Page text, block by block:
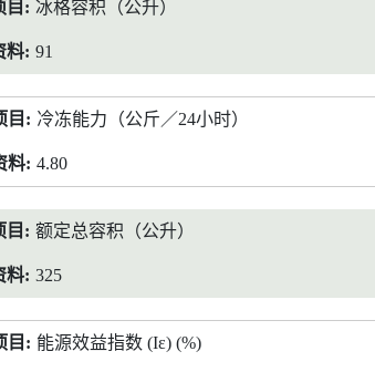
冰格容积（公升）
91
冷冻能力（公斤／24小时）
4.80
额定总容积（公升）
325
能源效益指数 (Iε) (%)